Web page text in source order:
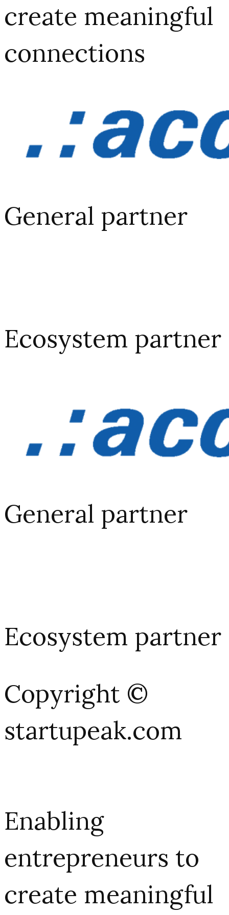
create meaningful
connections​
General partner
Ecosystem partner
General partner
Ecosystem partner
Copyright ©
startupeak.com
Enabling
entrepreneurs to
create meaningful